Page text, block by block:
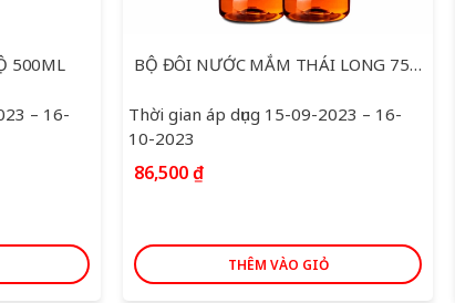
500ML
– 16-
BỘ ĐÔI NƯỚC MẮM THÁI LONG 750ML
Thời gian áp dụng 15-09-2023 – 16-
10-2023
86,500₫
THÊM VÀO GIỎ